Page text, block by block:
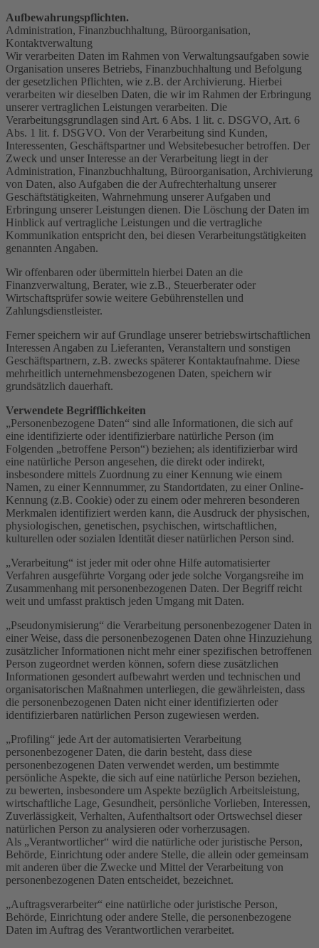
Aufbewahrungspflichten.
Administration, Finanzbuchhaltung, Büroorganisation,
Kontaktverwaltung
Wir verarbeiten Daten im Rahmen von Verwaltungsaufgaben sowie
Organisation unseres Betriebs, Finanzbuchhaltung und Befolgung
der gesetzlichen Pflichten, wie z.B. der Archivierung. Hierbei
verarbeiten wir dieselben Daten, die wir im Rahmen der Erbringung
unserer vertraglichen Leistungen verarbeiten. Die
Verarbeitungsgrundlagen sind Art. 6 Abs. 1 lit. c. DSGVO, Art. 6
Abs. 1 lit. f. DSGVO. Von der Verarbeitung sind Kunden,
Interessenten, Geschäftspartner und Websitebesucher betroffen. Der
Zweck und unser Interesse an der Verarbeitung liegt in der
Administration, Finanzbuchhaltung, Büroorganisation, Archivierung
von Daten, also Aufgaben die der Aufrechterhaltung unserer
Geschäftstätigkeiten, Wahrnehmung unserer Aufgaben und
Erbringung unserer Leistungen dienen. Die Löschung der Daten im
Hinblick auf vertragliche Leistungen und die vertragliche
Kommunikation entspricht den, bei diesen Verarbeitungstätigkeiten
genannten Angaben.
Wir offenbaren oder übermitteln hierbei Daten an die
Finanzverwaltung, Berater, wie z.B., Steuerberater oder
Wirtschaftsprüfer sowie weitere Gebührenstellen und
Zahlungsdienstleister.
Ferner speichern wir auf Grundlage unserer betriebswirtschaftlichen
Interessen Angaben zu Lieferanten, Veranstaltern und sonstigen
Geschäftspartnern, z.B. zwecks späterer Kontaktaufnahme. Diese
mehrheitlich unternehmensbezogenen Daten, speichern wir
grundsätzlich dauerhaft.
Verwendete Begrifflichkeiten
„Personenbezogene Daten“ sind alle Informationen, die sich auf
eine identifizierte oder identifizierbare natürliche Person (im
Folgenden „betroffene Person“) beziehen; als identifizierbar wird
eine natürliche Person angesehen, die direkt oder indirekt,
insbesondere mittels Zuordnung zu einer Kennung wie einem
Namen, zu einer Kennnummer, zu Standortdaten, zu einer Online-
Kennung (z.B. Cookie) oder zu einem oder mehreren besonderen
Merkmalen identifiziert werden kann, die Ausdruck der physischen,
physiologischen, genetischen, psychischen, wirtschaftlichen,
kulturellen oder sozialen Identität dieser natürlichen Person sind.
„Verarbeitung“ ist jeder mit oder ohne Hilfe automatisierter
Verfahren ausgeführte Vorgang oder jede solche Vorgangsreihe im
Zusammenhang mit personenbezogenen Daten. Der Begriff reicht
weit und umfasst praktisch jeden Umgang mit Daten.
„Pseudonymisierung“ die Verarbeitung personenbezogener Daten in
einer Weise, dass die personenbezogenen Daten ohne Hinzuziehung
zusätzlicher Informationen nicht mehr einer spezifischen betroffenen
Person zugeordnet werden können, sofern diese zusätzlichen
Informationen gesondert aufbewahrt werden und technischen und
organisatorischen Maßnahmen unterliegen, die gewährleisten, dass
die personenbezogenen Daten nicht einer identifizierten oder
identifizierbaren natürlichen Person zugewiesen werden.
„Profiling“ jede Art der automatisierten Verarbeitung
personenbezogener Daten, die darin besteht, dass diese
personenbezogenen Daten verwendet werden, um bestimmte
persönliche Aspekte, die sich auf eine natürliche Person beziehen,
zu bewerten, insbesondere um Aspekte bezüglich Arbeitsleistung,
wirtschaftliche Lage, Gesundheit, persönliche Vorlieben, Interessen,
Zuverlässigkeit, Verhalten, Aufenthaltsort oder Ortswechsel dieser
natürlichen Person zu analysieren oder vorherzusagen.
Als „Verantwortlicher“ wird die natürliche oder juristische Person,
Behörde, Einrichtung oder andere Stelle, die allein oder gemeinsam
mit anderen über die Zwecke und Mittel der Verarbeitung von
personenbezogenen Daten entscheidet, bezeichnet.
„Auftragsverarbeiter“ eine natürliche oder juristische Person,
Behörde, Einrichtung oder andere Stelle, die personenbezogene
Daten im Auftrag des Verantwortlichen verarbeitet.